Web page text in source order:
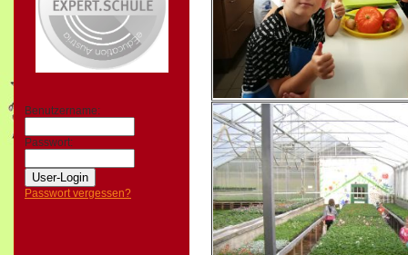
Benutzername:
Passwort:
Passwort vergessen?